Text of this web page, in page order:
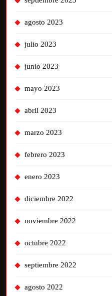
agosto 2023
julio 2023
junio 2023
mayo 2023
abril 2023
marzo 2023
febrero 2023
enero 2023
diciembre 2022
noviembre 2022
octubre 2022
septiembre 2022
agosto 2022